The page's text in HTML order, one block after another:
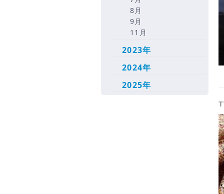
8月
9月
11月
2023年
2024年
2025年